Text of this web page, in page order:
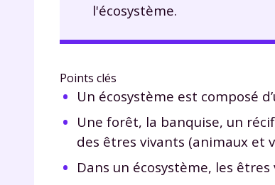
l'écosystème.
Points clés
Un écosystème est composé
Une forêt, la banquise, un
des êtres vivants (animaux et
Dans un écosystème, les